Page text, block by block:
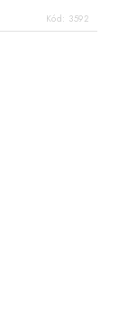
Kód: 3592